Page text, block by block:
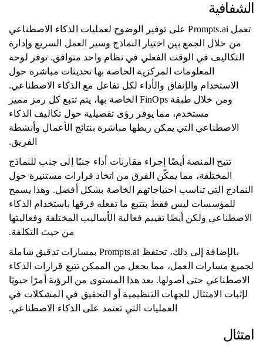
الشفافية
تعمل Prompts.ai على توفير الوضوح لعمليات الذكاء الاصطناعي
من خلال الجمع بين اختيار النماذج وسير العمل السريع وإدارة
التكاليف في الوقت الفعلي في نظام واحد متوافق. توفر لوحة
المعلومات المركزية الخاصة بها تحديثات مباشرة حول
الاستخدام والإنفاق والأداء لكل تفاعل مع الذكاء الاصطناعي.
ومن خلال طبقة FinOps الخاصة بها، يتم تتبع كل رمز مميز
مستخدم، مما يوفر رؤى تفصيلية حول تكاليف الذكاء
الاصطناعي التي يمكن ربطها مباشرة بنتائج الأعمال وأنشطة
الفريق.
تتيح المنصة أيضًا إجراء مقارنات أداء جنبًا إلى جنب للنماذج
المختلفة، مما يمكّن الفرق من اتخاذ قرارات مستنيرة حول
النماذج التي تناسب احتياجاتهم الخاصة بشكل أفضل. وهذا يسمح
للمؤسسات ليس فقط بتتبع ما تفعله فرقها باستخدام الذكاء
الاصطناعي ولكن أيضًا تقييم فعالية الأساليب المختلفة وفعاليتها
من حيث التكلفة.
بالإضافة إلى ذلك، تحتفظ Prompts.ai بمسارات تدقيق شاملة
لجميع مسارات العمل، مما يجعل من الممكن تتبع قرارات الذكاء
الاصطناعي حتى أصولها. يعد هذا المستوى من الرؤية أمرًا حيويًا
لإثبات الامتثال للجهات التنظيمية أو التحقيق في المشكلات في
العمليات التي تعتمد على الذكاء الاصطناعي.
امتثال